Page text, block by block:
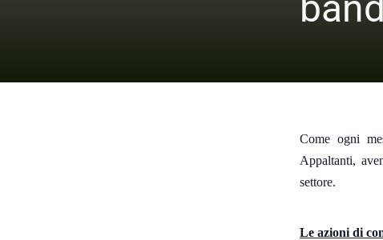
Come ogni
Appaltanti,
settore.
Le azioni di